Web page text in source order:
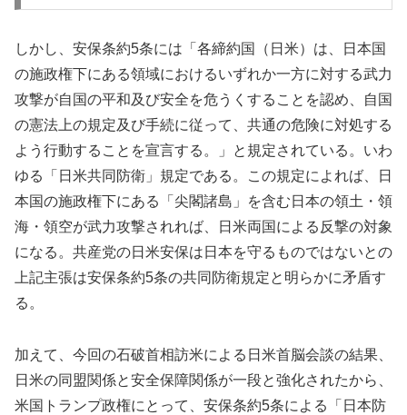
しかし、安保条約5条には「各締約国（日米）は、日本国
の施政権下にある領域におけるいずれか一方に対する武力
攻撃が自国の平和及び安全を危うくすることを認め、自国
の憲法上の規定及び手続に従って、共通の危険に対処する
よう行動することを宣言する。」と規定されている。いわ
ゆる「日米共同防衛」規定である。この規定によれば、日
本国の施政権下にある「尖閣諸島」を含む日本の領土・領
海・領空が武力攻撃されれば、日米両国による反撃の対象
になる。共産党の日米安保は日本を守るものではないとの
上記主張は安保条約5条の共同防衛規定と明らかに矛盾す
る。
加えて、今回の石破首相訪米による日米首脳会談の結果、
日米の同盟関係と安全保障関係が一段と強化されたから、
米国トランプ政権にとって、安保条約5条による「日本防